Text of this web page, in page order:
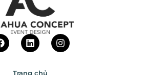
Trang chủ